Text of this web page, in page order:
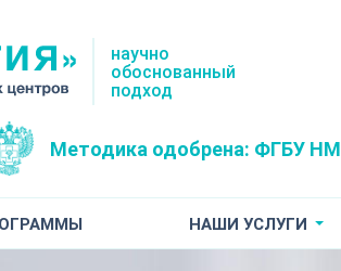
научно
обоснованный
подход
Методика одобрена: ФГБУ
НАШИ УСЛУГИ